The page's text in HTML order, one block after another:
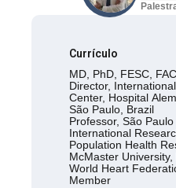
Currículo
MD, PhD, FESC,
Director,
Center, Hospital
São Paulo, Brazil
Professor, São
International
Population Health
McMaster
World Heart
Member